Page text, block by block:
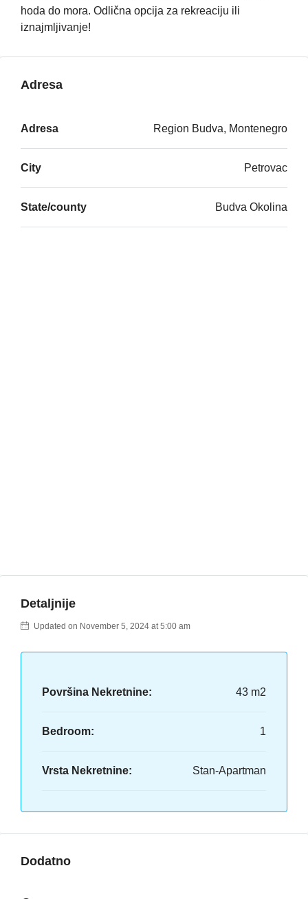
hoda do mora. Odlična opcija za rekreaciju ili
iznajmljivanje!
Adresa
Adresa Region Budva, Montenegro
City Petrovac
State/county Budva Okolina
Detaljnije
Updated on November 5, 2024 at 5:00 am
Površina Nekretnine: 43 m2
Bedroom: 1
Vrsta Nekretnine: Stan-Apartman
Dodatno